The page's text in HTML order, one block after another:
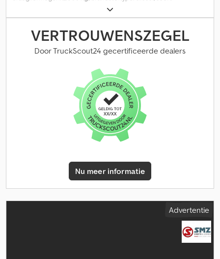
, = Aanvullende opties en accessoires
= - EBS Dcjdpfsxt Skxex Afzjk - Stuurbekrachtiging = Meer
informatie = Verkoopprijs: € 4.599, US$ 5.357
VERTROUWENSZEGEL
Door TruckScout24 gecertificeerde dealers
Nu meer informatie
Advertentie